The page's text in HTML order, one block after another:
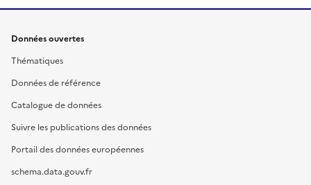
Données ouvertes
Thématiques
Données de référence
Catalogue de données
Suivre les publications des données
Portail des données européennes
schema.data.gouv.fr